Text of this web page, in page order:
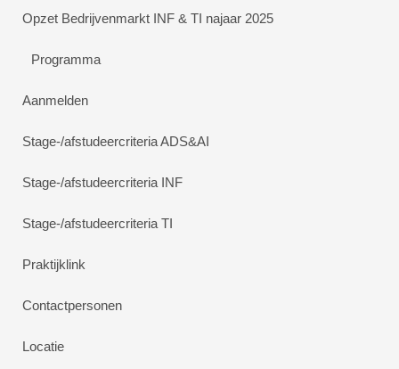
Opzet Bedrijvenmarkt INF & TI najaar 2025
Programma
Aanmelden
Stage-/afstudeercriteria ADS&AI
Stage-/afstudeercriteria INF
Stage-/afstudeercriteria TI
Praktijklink
Contactpersonen
Locatie